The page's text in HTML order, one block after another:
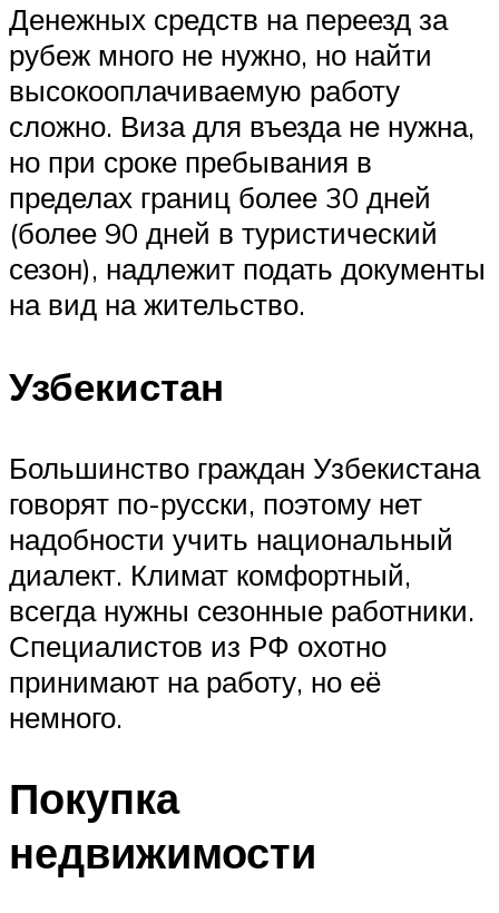
Денежных средств на переезд за
рубеж много не нужно, но найти
высокооплачиваемую работу
сложно. Виза для въезда не нужна,
но при сроке пребывания в
пределах границ более 30 дней
(более 90 дней в туристический
сезон), надлежит подать документы
на вид на жительство.
Узбекистан
Большинство граждан Узбекистана
говорят по-русски, поэтому нет
надобности учить национальный
диалект. Климат комфортный,
всегда нужны сезонные работники.
Специалистов из РФ охотно
принимают на работу, но её
немного.
Покупка
недвижимости